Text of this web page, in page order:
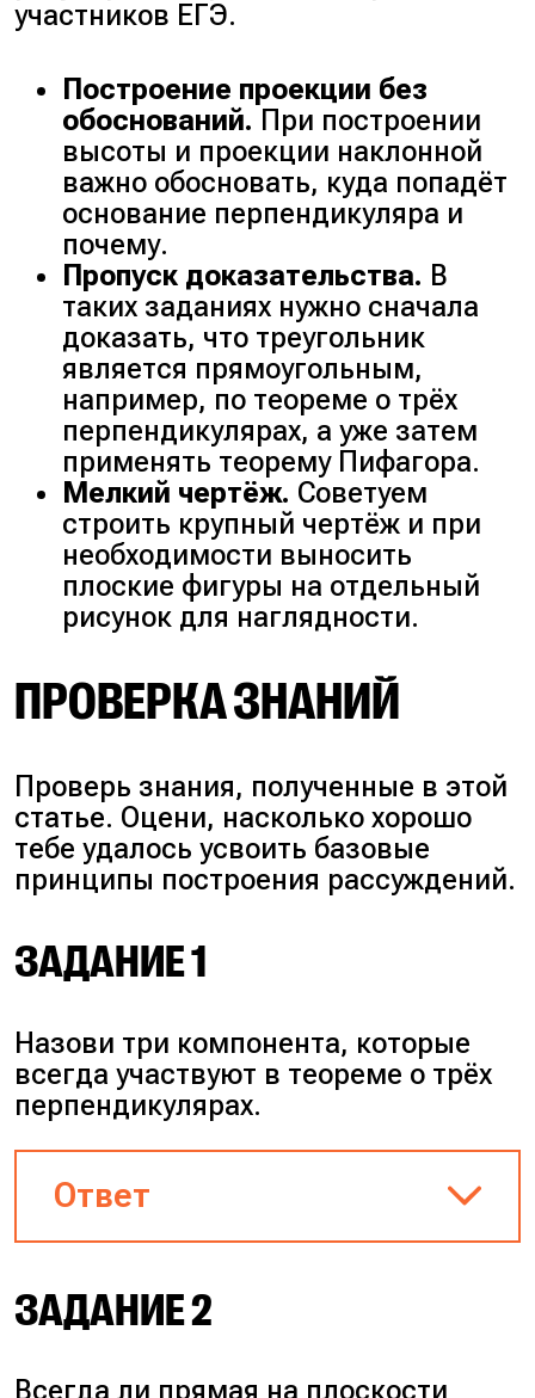
участников ЕГЭ.
Построение проекции без
обоснований. При построении
высоты и проекции наклонной
важно обосновать, куда попадёт
основание перпендикуляра и
почему.
Пропуск доказательства. В
таких заданиях нужно сначала
доказать, что треугольник
является прямоугольным,
например, по теореме о трёх
перпендикулярах, а уже затем
применять теорему Пифагора.
Мелкий чертёж. Советуем
строить крупный чертёж и при
необходимости выносить
плоские фигуры на отдельный
рисунок для наглядности.
ПРОВЕРКА ЗНАНИЙ
Проверь знания, полученные в этой
статье. Оцени, насколько хорошо
тебе удалось усвоить базовые
принципы построения рассуждений.
ЗАДАНИЕ 1
Назови три компонента, которые
всегда участвуют в теореме о трёх
перпендикулярах.
Ответ
плоскость и прямая, лежащая в
этой плоскости и
ЗАДАНИЕ 2
Всегда ли прямая на плоскости